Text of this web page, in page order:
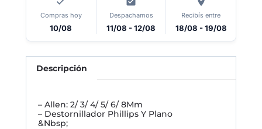
Compras hoy
10/08
Despachamos
11/08 - 12/08
Recibís entre
18/08 - 19/08
Descripción
– Allen: 2/ 3/ 4/ 5/ 6/ 8Mm
– Destornillador Phillips Y Plano
&Nbsp;